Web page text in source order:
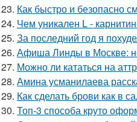
23. Как быстро и безопасно
24. Чем уникален L -
25. За последний год я
26. Афиша Линды в Москве:
27. Можно ли кататься на
28. Амина усманилаева
29. Как сделать брови как в
30. Топ-3 способа круто